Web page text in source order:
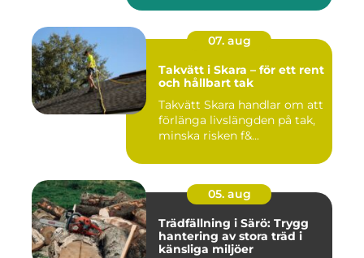
07. aug
Takvätt i Skara – för ett rent
och hållbart tak
Takvätt Skara handlar om att
förlänga livslängden på tak,
minska risken f&...
05. aug
Trädfällning i Särö: Trygg
hantering av stora träd i
känsliga miljöer